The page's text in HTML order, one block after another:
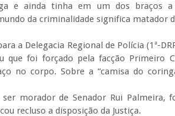
e ainda tinha em um dos braços
da criminalidade significa matador
a Delegacia Regional de Polícia (1ª-
que foi forçado pela facção Primeiro
no corpo. Sobre a “camisa do
ser morador de Senador Rui
recluso a disposição da Justiça.